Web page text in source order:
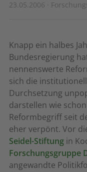
23.05.2006 ·
Knapp ein halbes
Bundesregierung
nennenswerte
sich die
Durchsetzung
darstellen wie
Reformbegriff seit
eher verpönt. Vor
Seidel-Stiftung in
Forschungsgruppe
angewandte